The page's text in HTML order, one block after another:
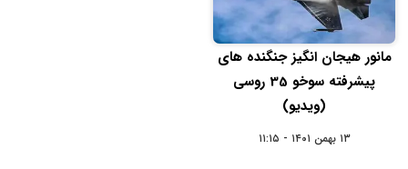
مانور هیجان انگیز جنگنده های
پیشرفته سوخو 35 روسی
(ویدیو)
۱۳ بهمن ۱۴۰۱ - ۱۱:۱۵